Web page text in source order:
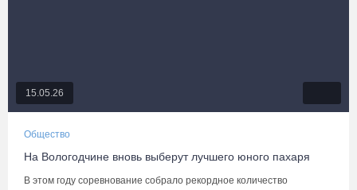
15.05.26
Общество
На Вологодчине вновь выберут лучшего юного пахаря
В этом году соревнование собрало рекордное количество